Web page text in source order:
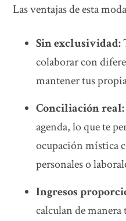
Las ventajas de esta
Sin exclusividad:
colaborar con
mantener tus
Conciliación real:
agenda, lo que te
ocupación mística
personales o
Ingresos
calculan de